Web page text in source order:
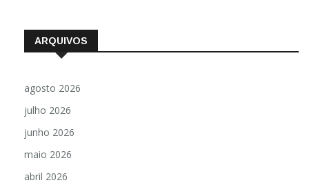
ARQUIVOS
agosto 2026
julho 2026
junho 2026
maio 2026
abril 2026